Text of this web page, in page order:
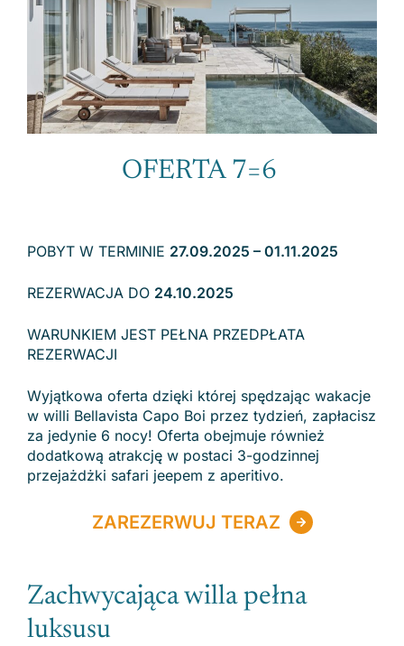
OFERTA 7=6
POBYT W TERMINIE 27.09.2025 – 01.11.2025
REZERWACJA DO 24.10.2025
WARUNKIEM JEST PEŁNA PRZEDPŁATA
REZERWACJI
Wyjątkowa oferta dzięki której spędzając wakacje
w willi Bellavista Capo Boi przez tydzień, zapłacisz
za jedynie 6 nocy! Oferta obejmuje również
dodatkową atrakcję w postaci 3-godzinnej
przejażdżki safari jeepem z aperitivo.
ZAREZERWUJ TERAZ
Zachwycająca willa pełna
luksusu